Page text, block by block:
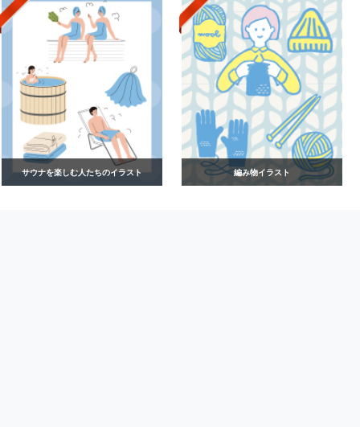
サウナを楽しむ人たちのイラスト 編み物イラスト